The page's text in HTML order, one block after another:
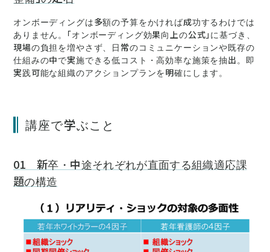
オンボーディングは多額の予算をかければ成功するわけでは
ありません。「オンボーディング効果向上の公式」に基づき、
現場の負担を増やさず、日常のコミュニケーションや既存の
仕組みの中で実施できる低コスト・高効率な施策を抽出。即
実践可能な組織のアクションプランを明確にします。
講座で学ぶこと
01 新卒・中途それぞれが直面する組織適応課
題の構造